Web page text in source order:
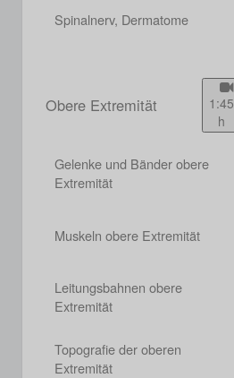
Spinalnerv, Dermatome
Obere Extremität
1:45
h
Gelenke und Bänder obere
Extremität
Muskeln obere Extremität
Leitungsbahnen obere
Extremität
Topografie der oberen
Extremität